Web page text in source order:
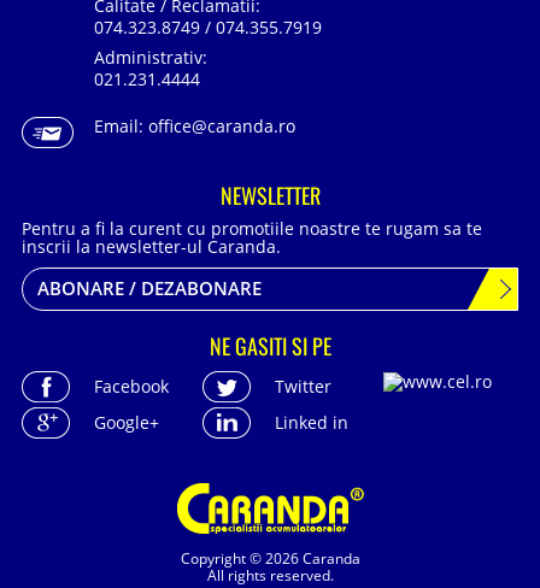
Copyright © 2026 Caranda
All rights reserved.
Calitate / Reclamatii:
074.323.8749 / 074.355.7919
Administrativ:
021.231.4444
Email: office@caranda.ro
NEWSLETTER
Pentru a fi la curent cu promotiile noastre te rugam sa te
inscrii la newsletter-ul Caranda.
ABONARE / DEZABONARE
NE GASITI SI PE
Facebook
Twitter
Google+
Linked in